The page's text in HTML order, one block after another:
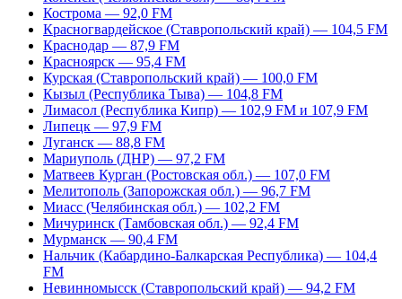
Кострома — 92,0 FM
Красногвардейское (Ставропольский край) — 104,5 FM
Краснодар — 87,9 FM
Красноярск — 95,4 FM
Курская (Ставропольский край) — 100,0 FM
Кызыл (Республика Тыва) — 104,8 FM
Лимасол (Республика Кипр) — 102,9 FM и 107,9 FM
Липецк — 97,9 FM
Луганск — 88,8 FM
Мариуполь (ДНР) — 97,2 FM
Матвеев Курган (Ростовская обл.) — 107,0 FM
Мелитополь (Запорожская обл.) — 96,7 FM
Миасс (Челябинская обл.) — 102,2 FM
Мичуринск (Тамбовская обл.) — 92,4 FM
Мурманск — 90,4 FM
Нальчик (Кабардино-Балкарская Республика) — 104,4
FM
Невинномысск (Ставропольский край) — 94,2 FM